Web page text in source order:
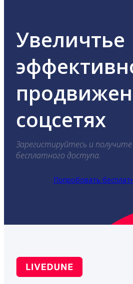
Увеличтье
соцсетях
Зарегистируйтесь и
бесплатного доступа.
Попробовать